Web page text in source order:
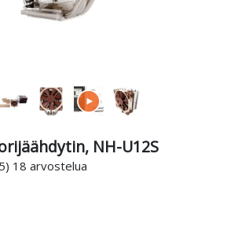
NH-U12S
18 arvostelua